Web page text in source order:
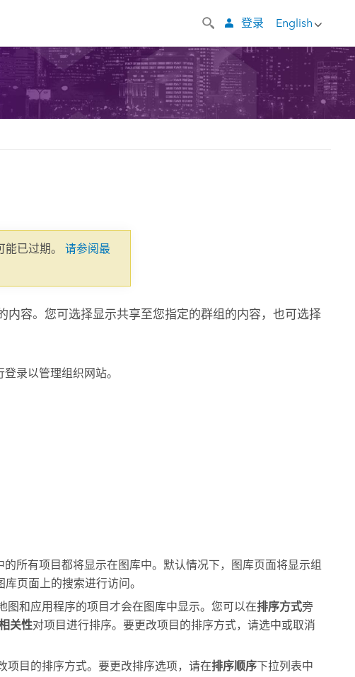
English
登录
能已过期。请参阅最
内容。您可选择显示共享至您指定的群组的内容，也可选择
录以管理组织网站。
所有项目都将显示在图库中。默认情况下，图库页面将显示组
页面上的搜索进行访问。
和应用程序的项目才会在图库中显示。您可以在排序方式旁
关性对项目进行排序。要更改项目的排序方式，请选中或取消
项目的排序方式。要更改排序选项，请在排序顺序下拉列表中